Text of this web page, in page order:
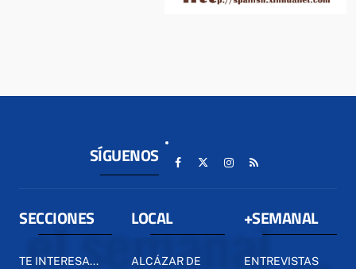
SÍGUENOS
SECCIONES
TE INTERESA...
LOCAL
ALCÁZAR DE
+SEMANAL
ENTREVISTAS